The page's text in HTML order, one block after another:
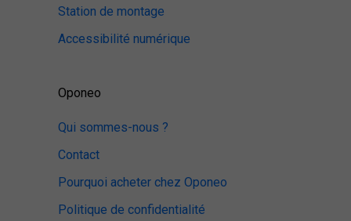
Station de montage
Accessibilité numérique
Oponeo
Qui sommes-nous ?
Contact
Pourquoi acheter chez Oponeo
Politique de confidentialité